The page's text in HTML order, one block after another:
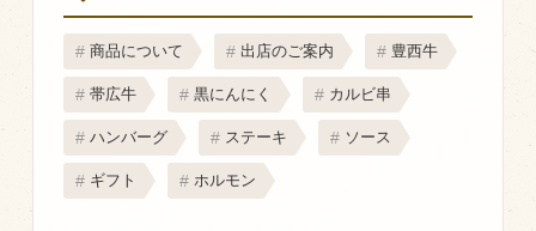
商品について 出店のご案内 豊西牛
帯広牛 黒にんにく カルビ串
ハンバーグ ステーキ ソース
ギフト ホルモン